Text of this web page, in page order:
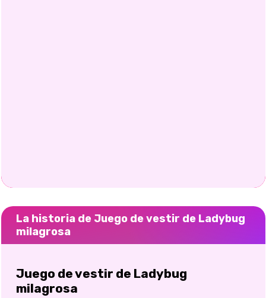
La historia de Juego de vestir de Ladybug
milagrosa
Juego de vestir de Ladybug
milagrosa